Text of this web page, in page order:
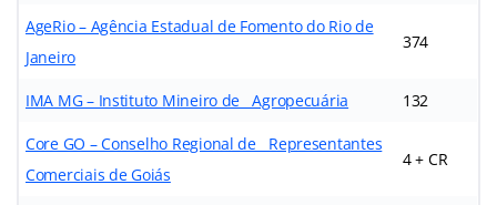
AgeRio – Agência Estadual de Fomento do Rio de
Janeiro
374
IMA MG – Instituto Mineiro de Agropecuária 132
Core GO – Conselho Regional de Representantes
Comerciais de Goiás
4 + CR